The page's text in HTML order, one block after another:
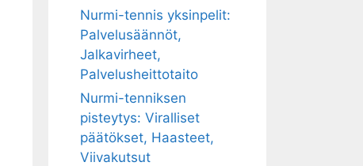
Nurmi-tennis yksinpelit:
Palvelusäännöt,
Jalkavirheet,
Palvelusheittotaito
Nurmi-tenniksen
pisteytys: Viralliset
päätökset, Haasteet,
Viivakutsut